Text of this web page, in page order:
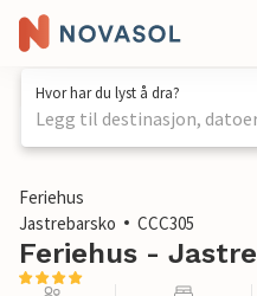
Hvor har du lyst å dra?
Legg til destinasjon,
1 / 44
Feriehus
Jastrebarsko
CCC305
Feriehus -